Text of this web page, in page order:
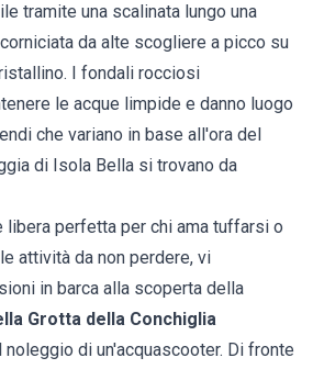
tramite una scalinata lungo una
da alte scogliere a picco su
I fondali rocciosi
le acque limpide e danno luogo
che variano in base all'ora del
di Isola Bella si trovano da
libera perfetta per chi ama tuffarsi o
attività da non perdere, vi
in barca alla scoperta della
Grotta della Conchiglia
noleggio di un'acquascooter. Di fronte